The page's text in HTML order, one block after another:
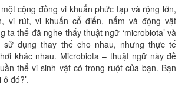
cộng đồng vi khuẩn phức tạp và rộng lớn,
vi rút, vi khuẩn cổ điển, nấm và động vật
ta thể đã nghe thấy thuật ngữ ‘microbiota’ và
sử dụng thay thế cho nhau, nhưng thực tế
khác nhau. Microbiota – thuật ngữ này đề
thể vi sinh vật có trong ruột của bạn. Bạn
đó?’.